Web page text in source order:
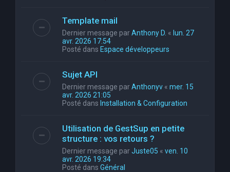
Template mail
Dernier message parAnthony D. « lun. 27
avr. 2026 17:54
Posté dans Espace développeurs
Sujet API
Dernier message parAnthonyv « mer. 15
avr. 2026 21:05
Posté dans Installation & Configuration
Utilisation de GestSup en petite
structure : vos retours ?
Dernier message parJuste05 « ven. 10
avr. 2026 19:34
Posté dans Général